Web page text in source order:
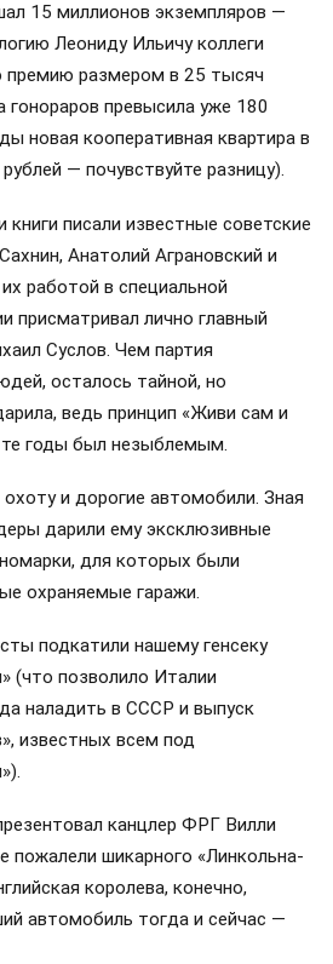
15 миллионов экземпляров —
Леониду Ильичу коллеги
премию размером в 25 тысяч
превысила уже 180
новая кооперативная квартира в
— почувствуйте разницу).
писали известные советские
Анатолий Аграновский и
работой в специальной
присматривал лично главный
Суслов. Чем партия
осталось тайной, но
ведь принцип «Живи сам и
годы был незыблемым.
и дорогие автомобили. Зная
дарили ему эксклюзивные
для которых были
охраняемые гаражи.
подкатили нашему генсеку
(что позволило Италии
наладить в СССР и выпуск
известных всем под
канцлер ФРГ Вилли
пожалели шикарного «Линкольна-
королева, конечно,
автомобиль тогда и сейчас —